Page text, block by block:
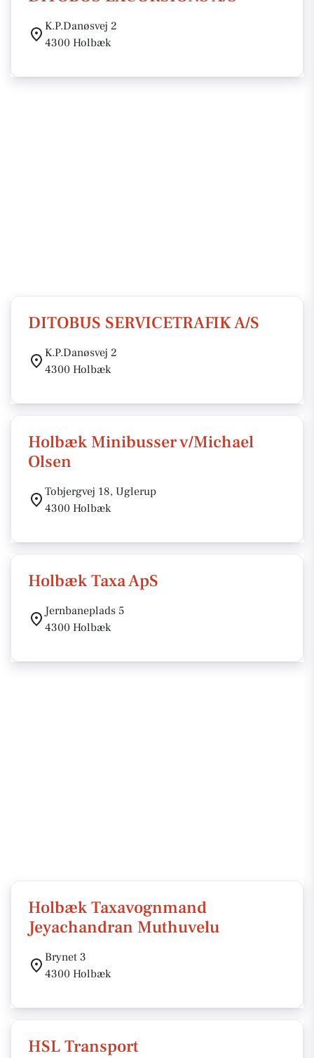
K.P.Danøsvej 2
4300 Holbæk
DITOBUS SERVICETRAFIK A/S
K.P.Danøsvej 2
4300 Holbæk
Holbæk Minibusser v/Michael
Olsen
Tobjergvej 18, Uglerup
4300 Holbæk
Holbæk Taxa ApS
Jernbaneplads 5
4300 Holbæk
Holbæk Taxavognmand
Jeyachandran Muthuvelu
Brynet 3
4300 Holbæk
HSL Transport